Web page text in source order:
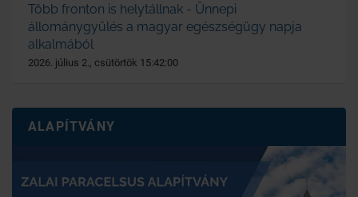
Több fronton is helytállnak - Ünnepi
állománygyűlés a magyar egészségügy napja
alkalmából
2026. július 2., csütörtök 15:42:00
ALAPÍTVÁNY